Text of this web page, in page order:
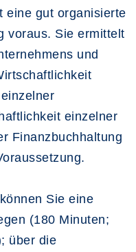
eine gut organisierte
voraus. Sie ermittelt
und
einzelner
Finanzbuchhaltung
Sie eine
(180 Minuten;
über die